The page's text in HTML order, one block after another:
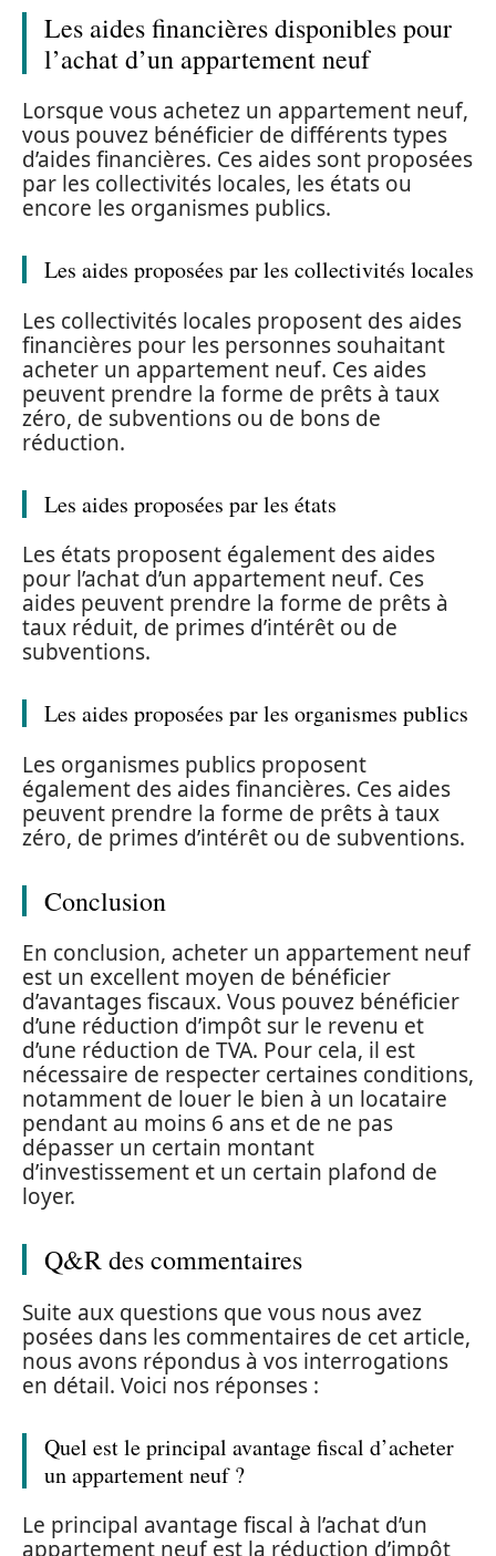
Les aides financières disponibles pour
l’achat d’un appartement neuf
Lorsque vous achetez un appartement neuf,
vous pouvez bénéficier de différents types
d’aides financières. Ces aides sont proposées
par les collectivités locales, les états ou
encore les organismes publics.
Les aides proposées par les collectivités locales
Les collectivités locales proposent des aides
financières pour les personnes souhaitant
acheter un appartement neuf. Ces aides
peuvent prendre la forme de prêts à taux
zéro, de subventions ou de bons de
réduction.
Les aides proposées par les états
Les états proposent également des aides
pour l’achat d’un appartement neuf. Ces
aides peuvent prendre la forme de prêts à
taux réduit, de primes d’intérêt ou de
subventions.
Les aides proposées par les organismes publics
Les organismes publics proposent
également des aides financières. Ces aides
peuvent prendre la forme de prêts à taux
zéro, de primes d’intérêt ou de subventions.
Conclusion
En conclusion, acheter un appartement neuf
est un excellent moyen de bénéficier
d’avantages fiscaux. Vous pouvez bénéficier
d’une réduction d’impôt sur le revenu et
d’une réduction de TVA. Pour cela, il est
nécessaire de respecter certaines conditions,
notamment de louer le bien à un locataire
pendant au moins 6 ans et de ne pas
dépasser un certain montant
d’investissement et un certain plafond de
loyer.
Q&R des commentaires
Suite aux questions que vous nous avez
posées dans les commentaires de cet article,
nous avons répondus à vos interrogations
en détail. Voici nos réponses :
Quel est le principal avantage fiscal d’acheter
un appartement neuf ?
Le principal avantage fiscal à l’achat d’un
appartement neuf est la réduction d’impôt